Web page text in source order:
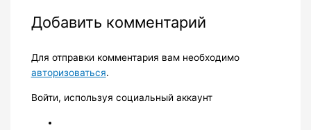
Добавить комментарий
Для отправки комментария вам необходимо
авторизоваться.
Войти, используя социальный аккаунт